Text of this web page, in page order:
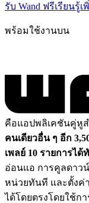
รับ Wand ฟรีเรียนรู้เ
พร้อมใช้งานบน
คือแอปพลิเคชันคู่หู
คนเดียวอื่น ๆ อีก
เพลย์ 10 รายการได้
อ่อนแอ การคูลดาว
หน่วยทันที และตั้งค่
ได้โดยตรงโดยใช้ก